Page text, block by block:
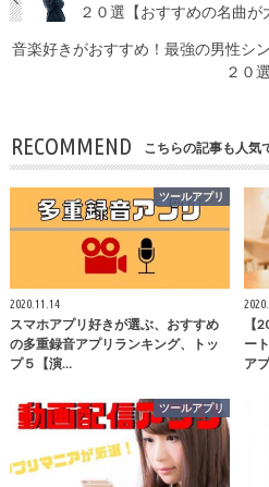
２０選【おすすめの名曲が
音楽好きがおすすめ！最強の男性シ
２０
RECOMMEND こちらの記事も人気
ツールアプリ
2020.11.14
スマホアプリ好きが選ぶ、おすすめ
の多重録音アプリランキング、トッ
プ５【演…
【
ー
ア
ツールアプリ